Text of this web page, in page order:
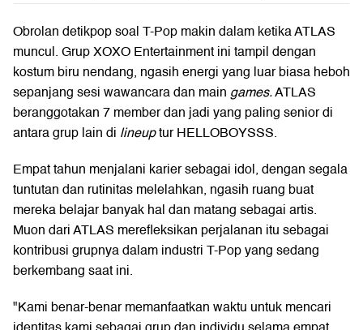
Obrolan detikpop soal T-Pop makin dalam ketika ATLAS
muncul. Grup XOXO Entertainment ini tampil dengan
kostum biru nendang, ngasih energi yang luar biasa heboh
sepanjang sesi wawancara dan maingames.ATLAS
beranggotakan 7 member dan jadi yang paling senior di
antara grup lain di lineuptur HELLOBOYSSS.
Empat tahun menjalani karier sebagai idol, dengan segala
tuntutan dan rutinitas melelahkan, ngasih ruang buat
mereka belajar banyak hal dan matang sebagai artis.
Muon dari ATLAS merefleksikan perjalanan itu sebagai
kontribusi grupnya dalam industri T-Pop yang sedang
berkembang saat ini.
"Kami benar-benar memanfaatkan waktu untuk mencari